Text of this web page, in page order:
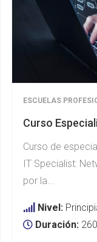
ESCUELAS
Curso
Curso de
IT Specialist:
por la...
Nivel:
Duración: